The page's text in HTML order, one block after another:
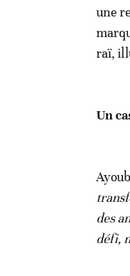
une
raï,
Un
des
défi,